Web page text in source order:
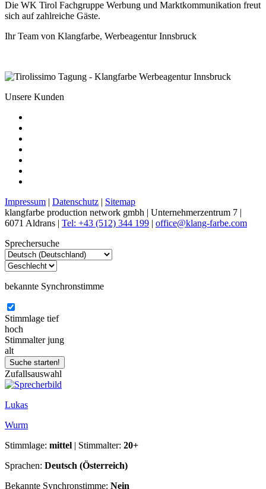
Die WK Tirol Fachgruppe Werbung und Marktkommunikation freut
sich auf zahlreiche Gäste.
Ihr Team von Klangfarbe, Werbeagentur Innsbruck
Unsere Kunden
Impressum | Datenschutz | Sitemap
klangfarbe production network gmbh | Unternehmerzentrum 7 |
6071 Aldrans | Tel: +43 (512) 344 199 | office@klang-farbe.com
Sprechersuche
bekannte Synchronstimme
Stimmlage tief
hoch
Stimmalter jung
alt
Zufallsauswahl
Lukas
Wurm
Stimmlage: mittel | Stimmalter: 20+
Sprachen: Deutsch (Österreich)
Bekannte Synchronstimme: Nein